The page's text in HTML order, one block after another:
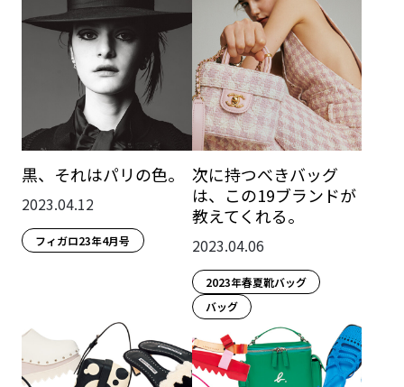
黒、それはパリの色。
2023.04.12
フィガロ23年4月号
次に持つべきバッグ
は、この19ブランドが
教えてくれる。
2023.04.06
2023年春夏靴バッグ
バッグ